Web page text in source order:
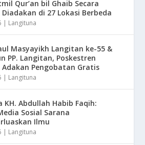
Qur’an bil Ghaib Secara
di 27 Lokasi Berbeda
| Langituna
Masyayikh Langitan ke-55 &
PP. Langitan, Poskestren
Pengobatan Gratis
| Langituna
KH. Abdullah Habib Faqih:
Sosial Sarana
Ilmu
| Langituna